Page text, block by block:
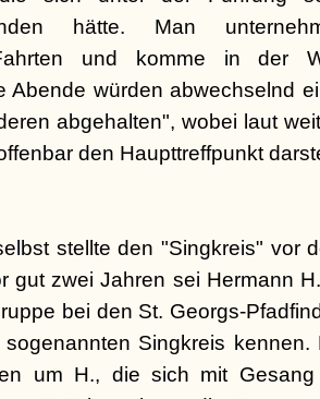
hätte. Man
und komme in der
Abende würden abwechselnd
abgehalten", wobei laut
den Haupttreffpunkt
stellte den "Singkreis" vor
gut zwei Jahren sei Hermann
bei den St. Georgs-
sogenannten Singkreis
um H., die sich mit